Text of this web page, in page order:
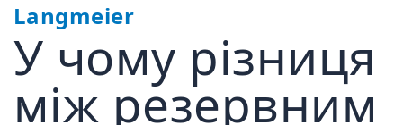
Langmeier
У чому різниця
між резервним